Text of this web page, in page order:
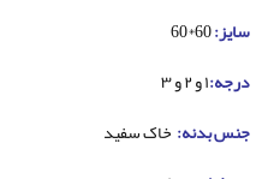
سایز:
درجه:۱ و ۲ و ۳
جنس بدنه: خاک سفید